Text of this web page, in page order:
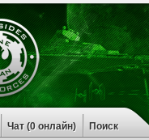
Чат (0 онлайн) Поиск